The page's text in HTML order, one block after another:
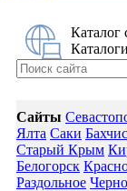
Каталог
Сайты
Ялта Саки
Старый Крым
Белогорск
Раздольное